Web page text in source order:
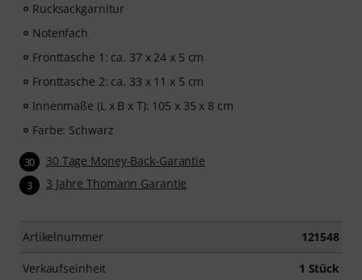
Rucksackgarnitur
Notenfach
Fronttasche 1: ca. 37 x 24 x 5 cm
Fronttasche 2: ca. 33 x 11 x 5 cm
Innenmaße (L x B x T): 105 x 35 x 8 cm
Farbe: Schwarz
30 30 Tage Money-Back-Garantie
3 3 Jahre Thomann Garantie
Artikelnummer 121548
Verkaufseinheit 1 Stück